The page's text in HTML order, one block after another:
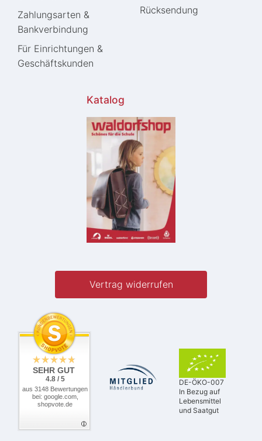
Zahlungsarten &
Bankverbindung
Für Einrichtungen &
Geschäftskunden
Rücksendung
Katalog
Vertrag widerrufen
SEHR GUT
4.8 / 5
aus 3148 Bewertungen
bei: google.com,
shopvote.de
DE-ÖKO-007
In Bezug auf
Lebensmittel
und Saatgut